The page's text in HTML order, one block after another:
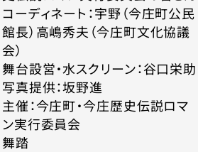
コーディネート：宇野（今庄町公民
館長）高嶋秀夫（今庄町文化協議
会）
舞台設営・水スクリーン：谷口栄助
写真提供：坂野進
主催：今庄町・今庄歴史伝説ロマ
ン実行委員会
舞踏